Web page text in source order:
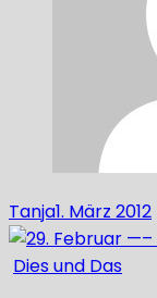
Tanja1. März 2012
Dies und Das